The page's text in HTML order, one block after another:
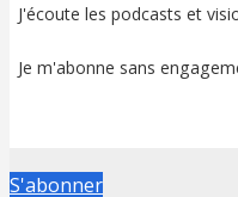
J'écoute les podcasts et
Je m'abonne sans
S'abonner